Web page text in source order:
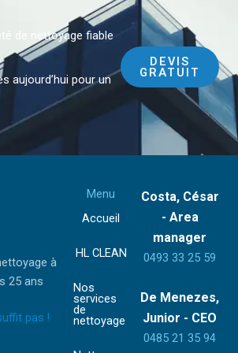
de nettoyage fiable
aujourd’hui pour un
DEVIS
GRATUIT
à
25 ans
pas !
Menu
Accueil
HL CLEAN
Nos
services
de
nettoyage
Costa, César
- Area
manager
0493 33 25 59
De Menezes,
Junior - CEO
0485 21 35 94